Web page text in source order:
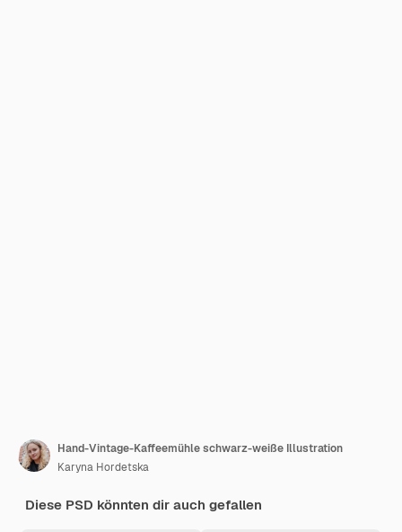
Hand-Vintage-Kaffeemühle schwarz-weiße Illustration
Karyna Hordetska
Diese PSD könnten dir auch gefallen